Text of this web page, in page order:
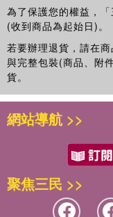
為了保護您的權益，「
(收到商品為起始日)。
若要辦理退貨，請在
與完整包裝(商品、附
貨。
網站導航 >>
聚焦三民 >>